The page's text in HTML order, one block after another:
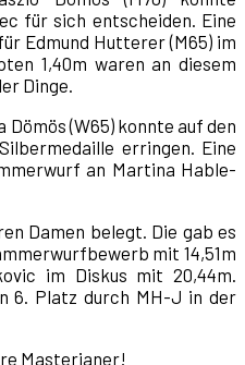
für sich entscheiden. Eine
Edmund Hutterer (M65) im
1,40m waren an diesem
Dinge.
Dömös (W65) konnte auf den
erringen. Eine
an Martina Hable-
Damen belegt. Die gab es
mit 14,51m
im Diskus mit 20,44m.
6. Platz durch MH-J in der
Masterianer!